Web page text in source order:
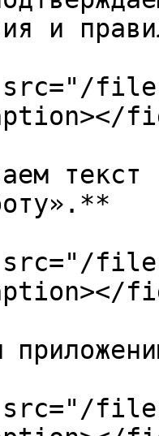
и
текст
files/